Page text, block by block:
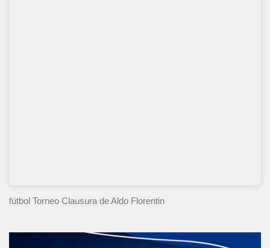
fútbol Torneo Clausura de Aldo Florentin